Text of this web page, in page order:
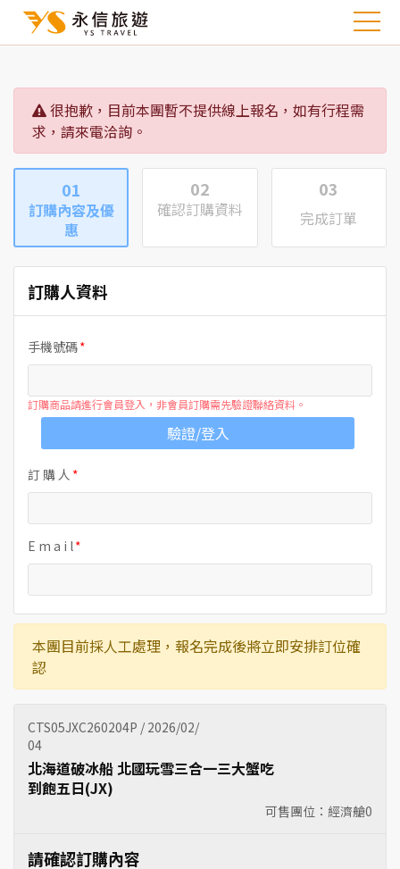
很抱歉，目前本團暫不提供線上報名，如有行程需
求，請來電洽詢。
01
訂購內容及優
惠
02
確認訂購資料
03
完成訂單
訂購人資料
手機號碼
訂購商品請進行會員登入，非會員訂購需先驗證聯絡資料。
驗證/登入
訂 購 人
E m a i l
本團目前採人工處理，報名完成後將立即安排訂位確
認
CTS05JXC260204P / 2026/02/
04
可售團位：經濟艙0
北海道破冰船 北國玩雪三合一三大蟹吃
到飽五日(JX)
請確認訂購內容